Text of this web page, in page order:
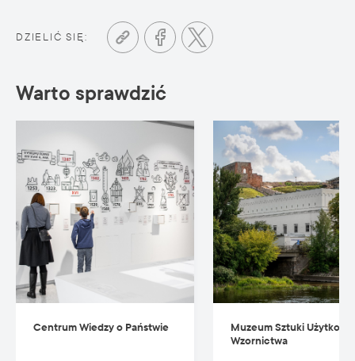
DZIELIĆ SIĘ:
Warto sprawdzić
Centrum Wiedzy o Państwie
Muzeum Sztuki
Wzornictwa